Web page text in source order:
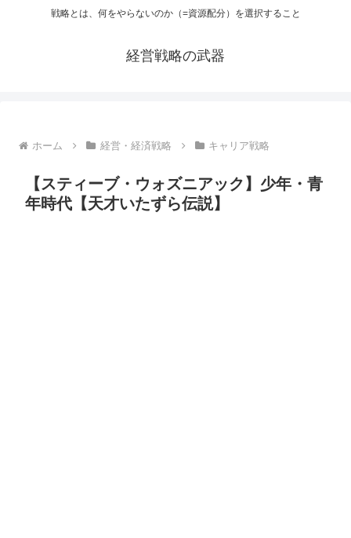
戦略とは、何をやらないのか（=資源配分）を選択すること
経営戦略の武器
ホーム 経営・経済戦略 キャリア戦略
【スティーブ・ウォズニアック】少年・青
年時代【天才いたずら伝説】